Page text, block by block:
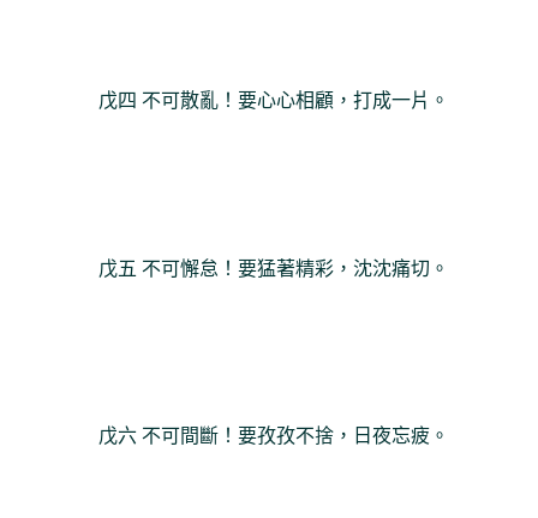
戊四 不可散亂！要心心相顧，打成一片。
戊五 不可懈怠！要猛著精彩，沈沈痛切。
戊六 不可間斷！要孜孜不捨，日夜忘疲。